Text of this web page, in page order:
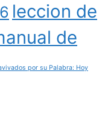
leccion de
de
por su Palabra: Hoy